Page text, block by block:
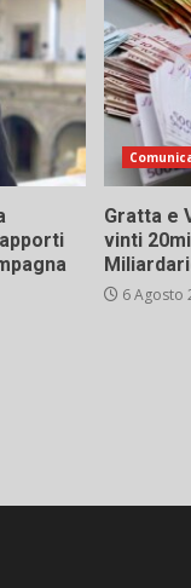
Gratta e
vinti
6 Agosto